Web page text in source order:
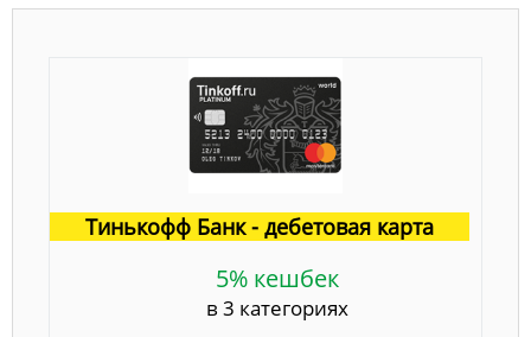
Тинькофф Банк - дебетовая карта
5% кешбек
в 3 категориях